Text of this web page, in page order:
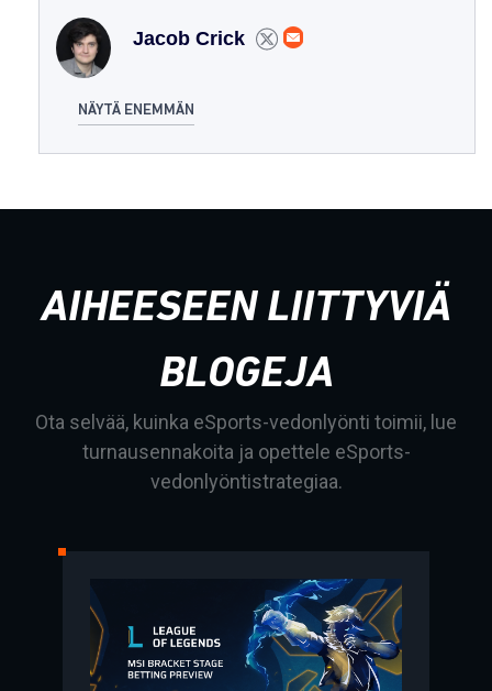
Jacob Crick
NÄYTÄ ENEMMÄN
AIHEESEEN LIITTYVIÄ
BLOGEJA
Ota selvää, kuinka eSports-vedonlyönti toimii, lue
turnausennakoita ja opettele eSports-
vedonlyöntistrategiaa.